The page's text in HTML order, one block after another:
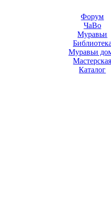
Форум
ЧаВо
Муравьи
Муравьи
Каталог